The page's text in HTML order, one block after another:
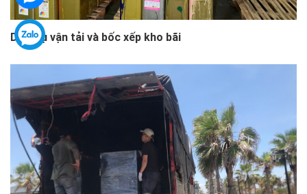
Dịch vụ vận tải và bốc xếp kho bãi